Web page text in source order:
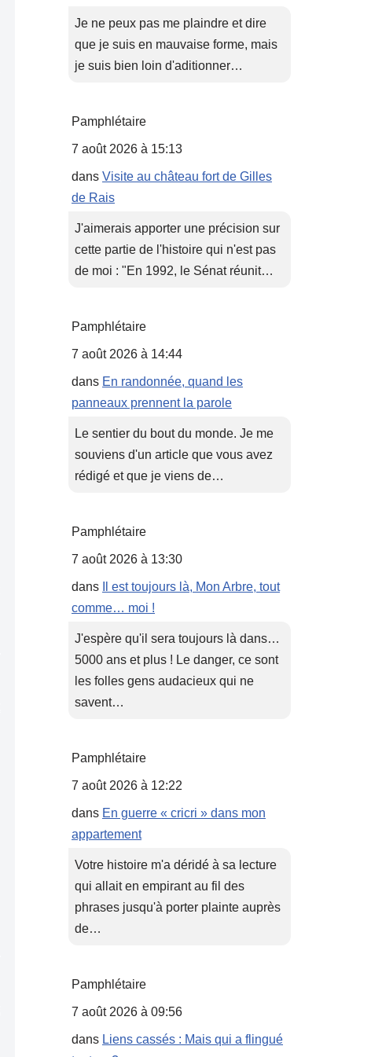
Je ne peux pas me plaindre et dire
que je suis en mauvaise forme, mais
je suis bien loin d'aditionner…
Pamphlétaire
7 août 2026 à 15:13
dans Visite au château fort de Gilles
de Rais
J'aimerais apporter une précision sur
cette partie de l'histoire qui n'est pas
de moi : "En 1992, le Sénat réunit…
Pamphlétaire
7 août 2026 à 14:44
dans En randonnée, quand les
panneaux prennent la parole
Le sentier du bout du monde. Je me
souviens d'un article que vous avez
rédigé et que je viens de…
Pamphlétaire
7 août 2026 à 13:30
dans
Il est toujours là, Mon Arbre, tout
comme… moi !
J'espère qu'il sera toujours là dans…
5000 ans et plus ! Le danger, ce sont
les folles gens audacieux qui ne
savent…
Pamphlétaire
7 août 2026 à 12:22
dans En guerre « cricri » dans mon
appartement
Votre histoire m'a déridé à sa lecture
qui allait en empirant au fil des
phrases jusqu'à porter plainte auprès
de…
Pamphlétaire
7 août 2026 à 09:56
dans Liens cassés : Mais qui a flingué